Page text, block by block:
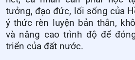
tưởng, đạo đức, lối sống của
ý thức rèn luyện bản thân,
và nâng cao trình độ để
triển của đất nước.